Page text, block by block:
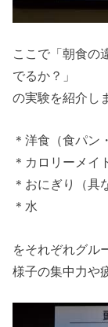
ここで「朝食の
でるか？」
の実験を紹介し
＊洋食（食パン
＊カロリーメイ
＊おにぎり（具
＊水
をそれぞれグル
様子の集中力や